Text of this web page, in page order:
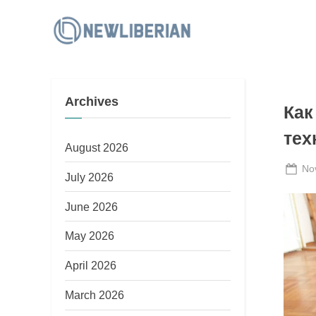
e
r
n
Archives
August 2026
July 2026
June 2026
May 2026
April 2026
March 2026